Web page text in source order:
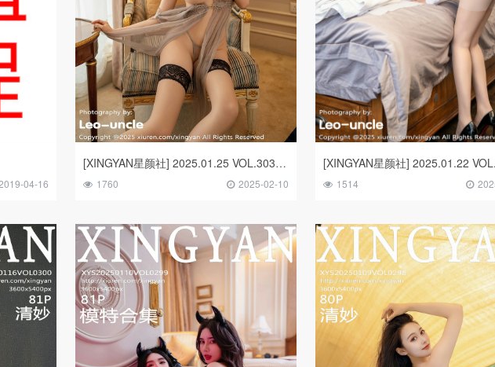
04-16
[XINGYAN星颜社] 2025.01.25 VOL.303 清妙
1760 2025-02-10 1514